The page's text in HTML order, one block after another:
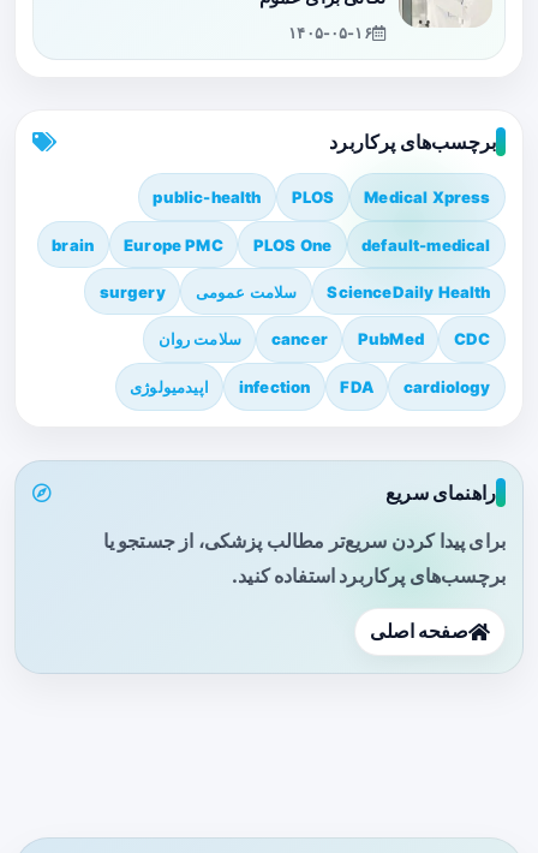
۱۴۰۵-۰۵-۱۶
برچسب‌های پرکاربرد
Medical Xpress
PLOS
public-health
default-medical
PLOS One
Europe PMC
brain
ScienceDaily Health سلامت عمومی surgery
CDC
PubMed
cancer سلامت روان
cardiology
FDA
infection اپیدمیولوژی
راهنمای سریع
برای پیدا کردن سریع‌تر مطالب پزشکی، از جستجو یا
برچسب‌های پرکاربرد استفاده کنید.
صفحه اصلی